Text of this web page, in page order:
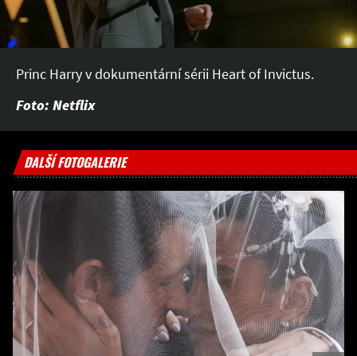
Princ Harry v dokumentární sérii Heart of Invictus.
Foto: Netflix
DALŠÍ FOTOGALERIE